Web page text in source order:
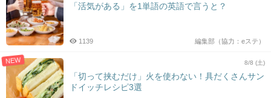
「活気がある」を1単語の英語で言うと？
編集部（協力：eステ）
1139
NEW 8/8 (土)
「切って挟むだけ」火を使わない！具だくさんサン
ドイッチレシピ3選